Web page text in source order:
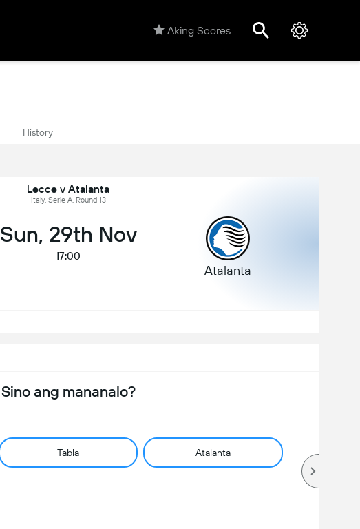
Aking Scores
History
Lecce v Atalanta
Italy, Serie A, Round 13
Sun, 29th Nov
17:00
Atalanta
Sino ang mananalo?
Tabla Atalanta